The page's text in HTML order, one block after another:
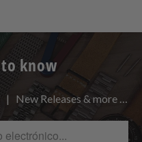
know
| New Releases & more …